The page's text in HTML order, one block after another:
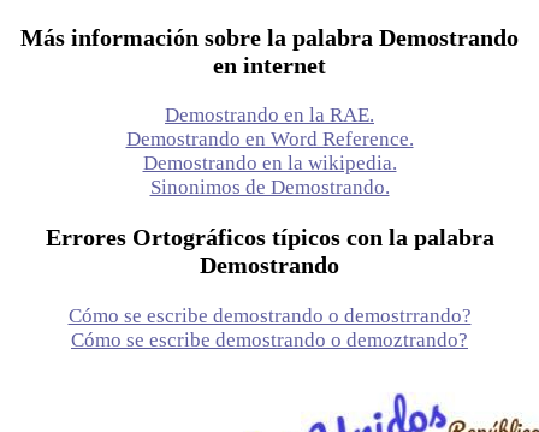
Más información sobre la palabra Demostrando
en internet
Demostrando en la RAE.
Demostrando en Word Reference.
Demostrando en la wikipedia.
Sinonimos de Demostrando.
Errores Ortográficos típicos con la palabra
Demostrando
Cómo se escribe demostrando o demostrrando?
Cómo se escribe demostrando o demoztrando?